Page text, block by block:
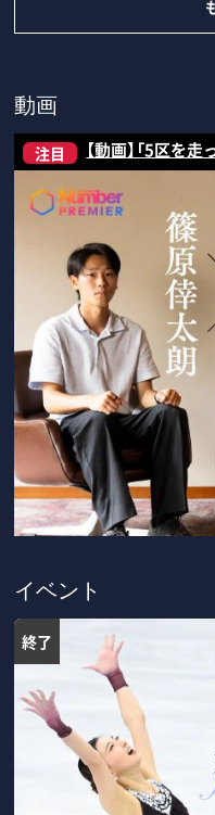
動画
注目 【動画】「5区を
イベント
終了